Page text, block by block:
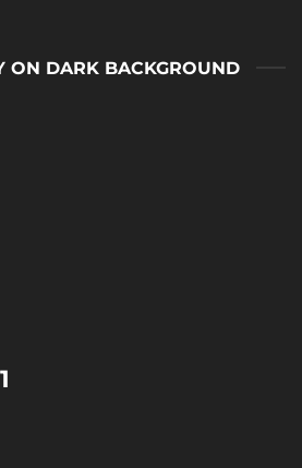
ON DARK BACKGROUND